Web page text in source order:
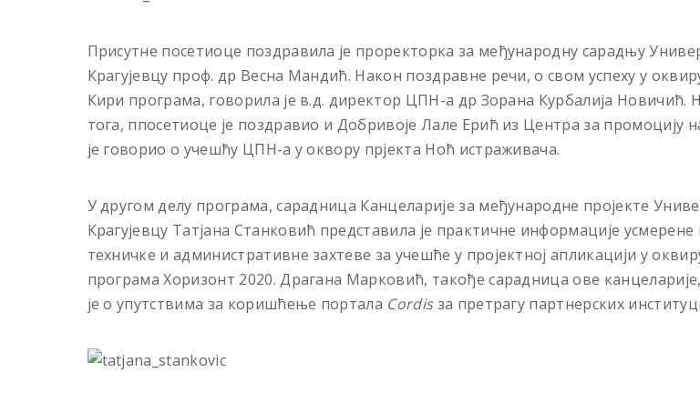
Присутне посетиоце поздравила је проректорка за међународну сарадњу
Крагујевцу проф. др Весна Мандић. Након поздравне речи, о свом успеху у
Кири програма, говорила је в.д. директор ЦПН-а др Зорана Курбалија Новичић.
тога, ппосетиоце је поздравио и Добривоје Лале Ерић из Центра за промоцију
је говорио о учешћу ЦПН-а у оквору прјекта Ноћ истраживача.
У другом делу програма, сарадница Канцеларије за међународне пројекте
Крагујевцу Татјана Станковић представила је практичне информације усмерене
техничке и административне захтеве за учешће у пројектној апликацији у
програма Хоризонт 2020. Драгана Марковић, такође сарадница ове
је о упутствима за коришћење портала Cordisза претрагу партнерских